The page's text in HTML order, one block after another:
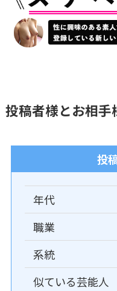
投稿者様とお相
投
年代
職業
系統
似ている芸能人